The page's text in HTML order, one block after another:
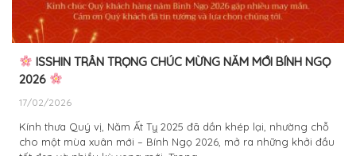
ISSHIN TRÂN TRỌNG CHÚC MỪNG NĂM MỚI BÍNH NGỌ
2026
17/02/2026
Kính thưa Quý vị, Năm Ất Tỵ 2025 đã dần khép lại, nhường chỗ
cho một mùa xuân mới – Bính Ngọ 2026, mở ra những khởi đầu